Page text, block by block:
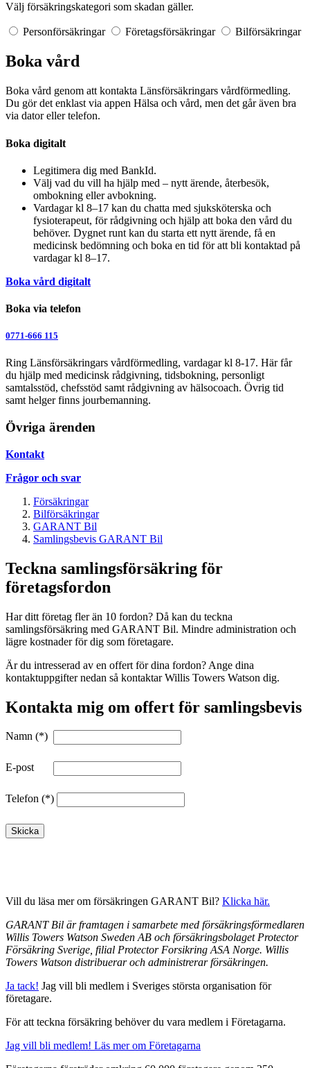
Välj försäkringskategori som skadan gäller.
Personförsäkringar Företagsförsäkringar Bilförsäkringar
Boka vård
Boka vård genom att kontakta Länsförsäkringars vårdförmedling.
Du gör det enklast via appen Hälsa och vård, men det går även bra
via dator eller telefon.
Boka digitalt
Legitimera dig med BankId.
Välj vad du vill ha hjälp med – nytt ärende, återbesök,
ombokning eller avbokning.
Vardagar kl 8–17 kan du chatta med sjuksköterska och
fysioterapeut, för rådgivning och hjälp att boka den vård du
behöver. Dygnet runt kan du starta ett nytt ärende, få en
medicinsk bedömning och boka en tid för att bli kontaktad på
vardagar kl 8–17.
Boka vård digitalt
Boka via telefon
0771-666 115
Ring Länsförsäkringars vårdförmedling, vardagar kl 8-17. Här får
du hjälp med medicinsk rådgivning, tidsbokning, personligt
samtalsstöd, chefsstöd samt rådgivning av hälsocoach. Övrig tid
samt helger finns jourbemanning.
Övriga ärenden
Kontakt
Frågor och svar
Försäkringar
Bilförsäkringar
GARANT Bil
Samlingsbevis GARANT Bil
Teckna samlingsförsäkring för
företagsfordon
Har ditt företag fler än 10 fordon? Då kan du teckna
samlingsförsäkring med GARANT Bil. Mindre administration och
lägre kostnader för dig som företagare.
Är du intresserad av en offert för dina fordon? Ange dina
kontaktuppgifter nedan så kontaktar Willis Towers Watson dig.
Kontakta mig om offert för samlingsbevis
Namn
E-post
Telefon
Skicka
Vill du läsa mer om försäkringen GARANT Bil? Klicka här.
GARANT Bil är framtagen i samarbete med försäkringsförmedlaren
Willis Towers Watson Sweden AB och försäkringsbolaget Protector
Försäkring Sverige, filial Protector Forsikring ASA Norge. Willis
Towers Watson distribuerar och administrerar försäkringen.
Ja tack! Jag vill bli medlem i Sveriges största organisation för
företagare.
För att teckna försäkring behöver du vara medlem i Företagarna.
Jag vill bli medlem! Läs mer om Företagarna